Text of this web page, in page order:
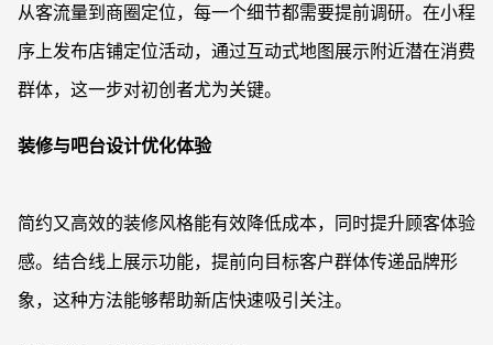
从客流量到商圈定位，每一个细节都需要提前调研。在小程
序上发布店铺定位活动，通过互动式地图展示附近潜在消费
群体，这一步对初创者尤为关键。
装修与吧台设计优化体验
简约又高效的装修风格能有效降低成本，同时提升顾客体验
感。结合线上展示功能，提前向目标客户群体传递品牌形
象，这种方法能够帮助新店快速吸引关注。